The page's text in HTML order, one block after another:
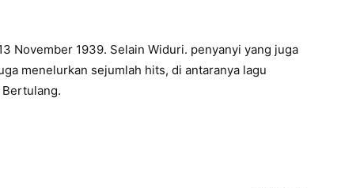
November 1939. Selain Widuri. penyanyi yang juga
menelurkan sejumlah hits, di antaranya lagu